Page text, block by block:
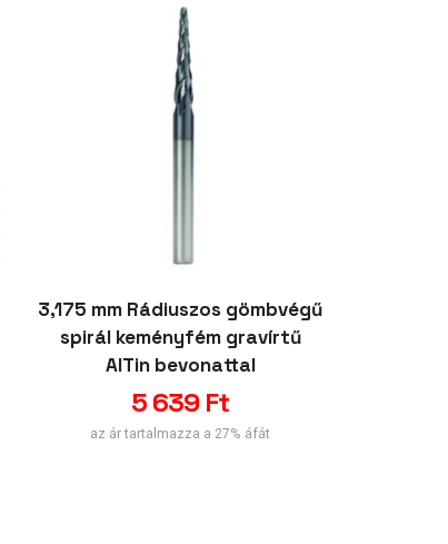
3,175 mm Rádiuszos gömbvégű
spirál keményfém gravírtű
AlTin bevonattal
5 639 Ft
az ár tartalmazza a 27% áfát